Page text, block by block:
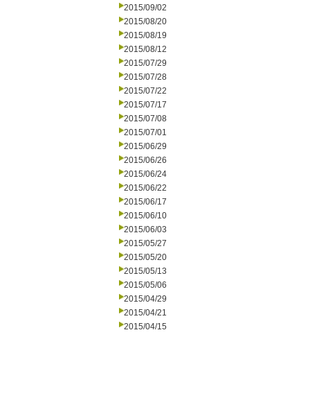
2015/09/02
2015/08/20
2015/08/19
2015/08/12
2015/07/29
2015/07/28
2015/07/22
2015/07/17
2015/07/08
2015/07/01
2015/06/29
2015/06/26
2015/06/24
2015/06/22
2015/06/17
2015/06/10
2015/06/03
2015/05/27
2015/05/20
2015/05/13
2015/05/06
2015/04/29
2015/04/21
2015/04/15